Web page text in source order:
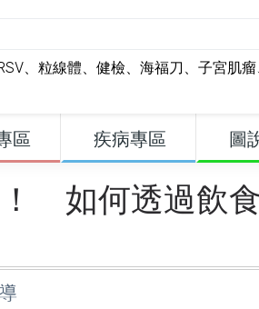
、 粒線體、 健檢、 海福刀 、 子宮肌瘤
區 疾病專區 圖
如何透過飲